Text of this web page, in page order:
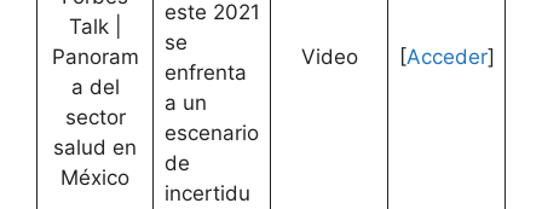
Talk |
Panoram
a del
sector
salud en
México
este 2021
se
enfrenta
a un
escenario
de
incertidu
Video [Acceder]